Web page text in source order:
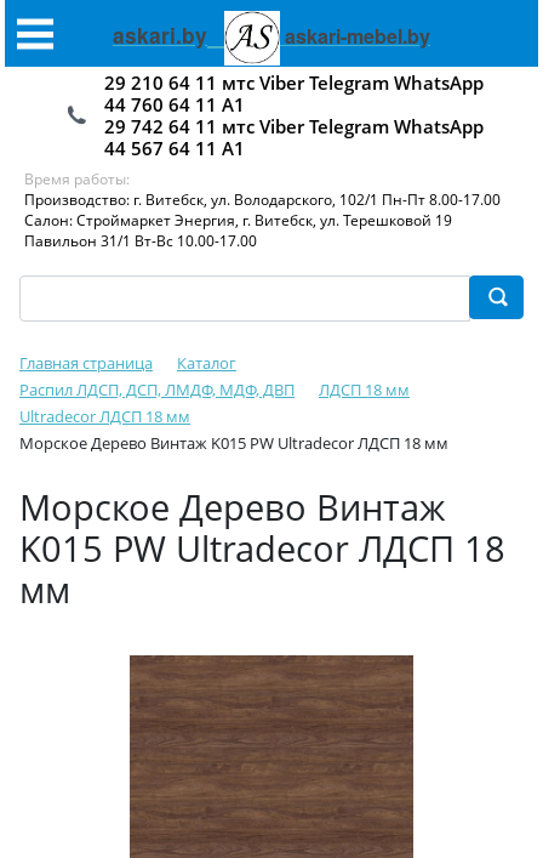
askari.by askari-mebel.by
29 210 64 11 мтс Viber Telegram WhatsApp
44 760 64 11 А1
29 742 64 11 мтс Viber Telegram WhatsApp
44 567 64 11 А1
Время работы:
Производство: г. Витебск, ул. Володарского, 102/1 Пн-Пт 8.00-17.00
Салон: Строймаркет Энергия, г. Витебск, ул. Терешковой 19
Павильон 31/1 Вт-Вс 10.00-17.00
Главная страница
Каталог
Распил ЛДСП, ДСП, ЛМДФ, МДФ, ДВП
ЛДСП 18 мм
Ultradecor ЛДСП 18 мм
Морское Дерево Винтаж K015 PW Ultradecor ЛДСП 18 мм
Морское Дерево Винтаж
K015 PW Ultradecor ЛДСП 18
мм